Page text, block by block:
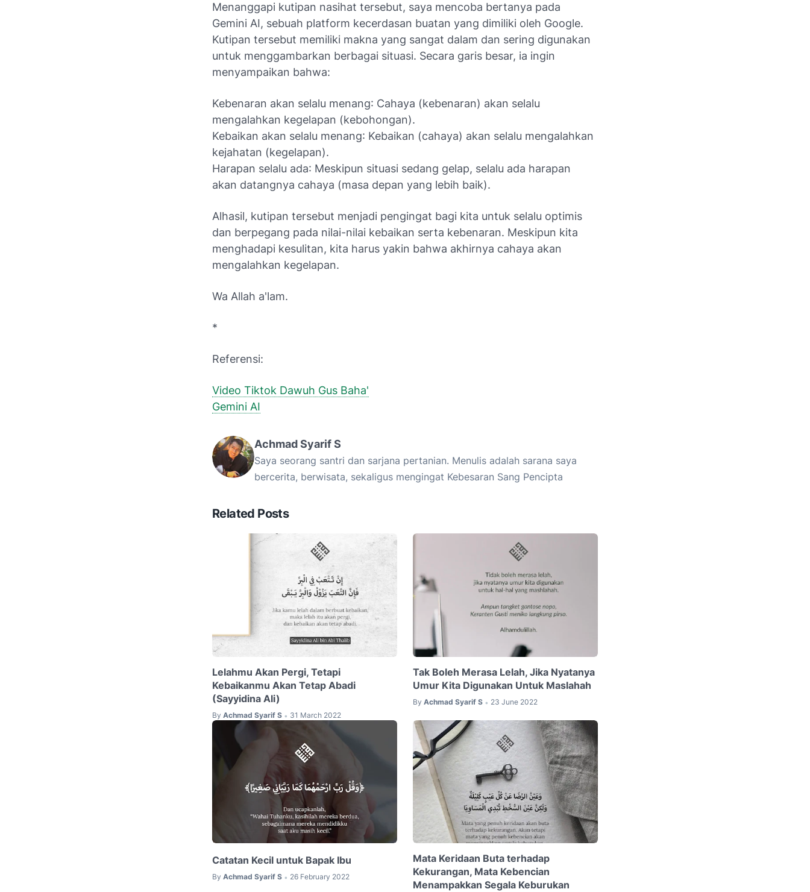
Menanggapi kutipan nasihat tersebut, saya mencoba bertanya pada
Gemini AI, sebuah platform kecerdasan buatan yang dimiliki oleh Google.
Kutipan tersebut memiliki makna yang sangat dalam dan sering digunakan
untuk menggambarkan berbagai situasi. Secara garis besar, ia ingin
menyampaikan bahwa:
Kebenaran akan selalu menang: Cahaya (kebenaran) akan selalu
mengalahkan kegelapan (kebohongan).
Kebaikan akan selalu menang: Kebaikan (cahaya) akan selalu mengalahkan
kejahatan (kegelapan).
Harapan selalu ada: Meskipun situasi sedang gelap, selalu ada harapan
akan datangnya cahaya (masa depan yang lebih baik).
Alhasil, kutipan tersebut menjadi pengingat bagi kita untuk selalu optimis
dan berpegang pada nilai-nilai kebaikan serta kebenaran. Meskipun kita
menghadapi kesulitan, kita harus yakin bahwa akhirnya cahaya akan
mengalahkan kegelapan.
Wa Allah a'lam.
*
Referensi:
Video Tiktok Dawuh Gus Baha'
Gemini AI
Achmad Syarif S
Saya seorang santri dan sarjana pertanian. Menulis adalah sarana saya
bercerita, berwisata, sekaligus mengingat Kebesaran Sang Pencipta
Related Posts
Lelahmu Akan Pergi, Tetapi
Kebaikanmu Akan Tetap Abadi
(Sayyidina Ali)
By Achmad Syarif S • 31 March 2022
Tak Boleh Merasa Lelah, Jika Nyatanya
Umur Kita Digunakan Untuk Maslahah
By Achmad Syarif S • 23 June 2022
Catatan Kecil untuk Bapak Ibu
By Achmad Syarif S • 26 February 2022
Mata Keridaan Buta terhadap
Kekurangan, Mata Kebencian
Menampakkan Segala Keburukan